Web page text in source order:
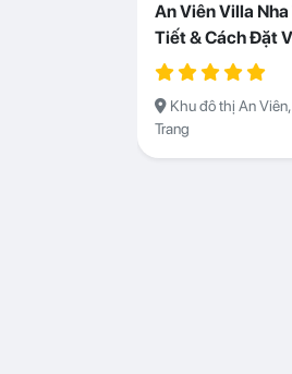
An Viên Villa
Tiết & Cách Đặt
Abogo
Khu đô thị An
Trang